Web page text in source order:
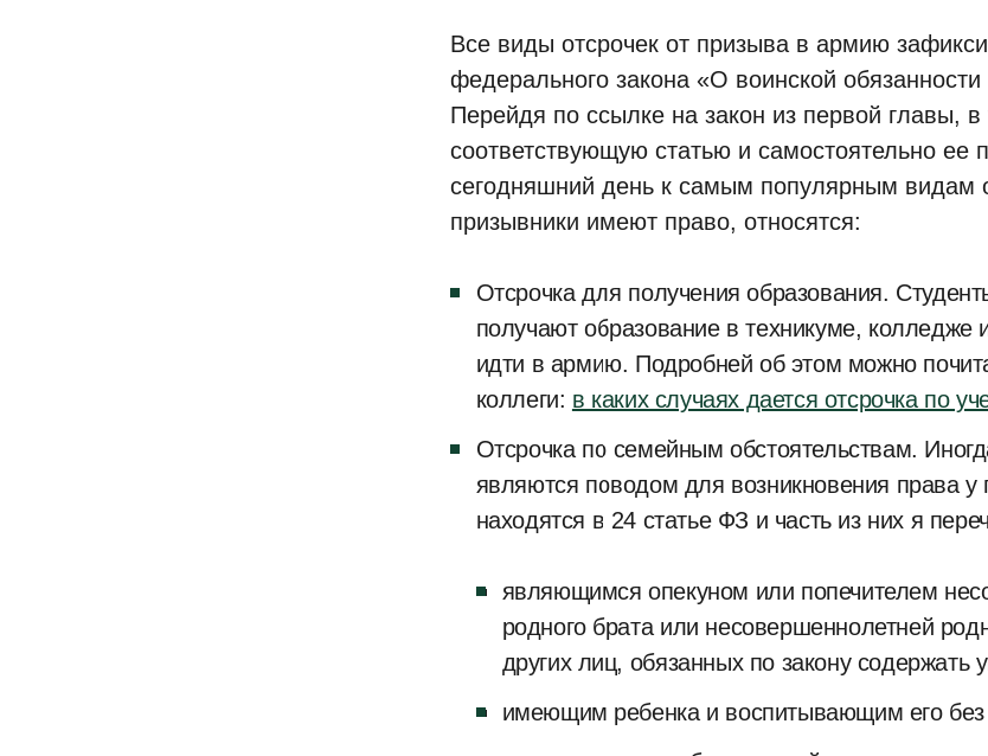
Все виды отсрочек от призыва в армию
федерального закона «О воинской
Перейдя по ссылке на закон из первой главы, в
соответствующую статью и самостоятельно ее
сегодняшний день к самым популярным видам
призывники имеют право, относятся:
Отсрочка для получения образования.
получают образование в техникуме, колледже
идти в армию. Подробней об этом можно
коллеги: в каких случаях дается отсрочка по
Отсрочка по семейным обстоятельствам.
являются поводом для возникновения права у
находятся в 24 статье ФЗ и часть из них я
являющимся опекуном или попечителем
родного брата или несовершеннолетней
других лиц, обязанных по закону содержать
имеющим ребенка и воспитывающим его без